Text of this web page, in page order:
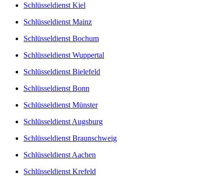
Schlüsseldienst Kiel
Schlüsseldienst Mainz
Schlüsseldienst Bochum
Schlüsseldienst Wuppertal
Schlüsseldienst Bielefeld
Schlüsseldienst Bonn
Schlüsseldienst Münster
Schlüsseldienst Augsburg
Schlüsseldienst Braunschweig
Schlüsseldienst Aachen
Schlüsseldienst Krefeld